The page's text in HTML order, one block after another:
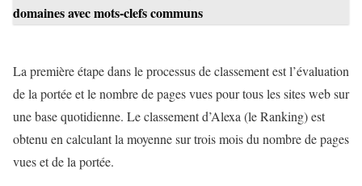
domaines avec mots-clefs communs
La première étape dans le processus de classement est l’évaluation
de la portée et le nombre de pages vues pour tous les sites web sur
une base quotidienne. Le classement d’Alexa (le Ranking) est
obtenu en calculant la moyenne sur trois mois du nombre de pages
vues et de la portée.